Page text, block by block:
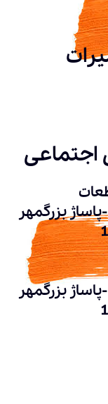
اجتماعی
بزرگمهر
بزرگمهر